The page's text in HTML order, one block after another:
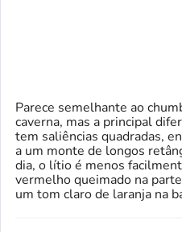
Parece semelhante ao
caverna, mas a principal
tem saliências quadradas,
a um monte de longos
dia, o lítio é menos
vermelho queimado na
um tom claro de laranja na